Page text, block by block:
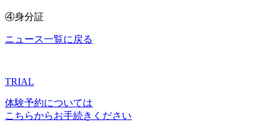
④身分証
ニュース一覧に戻る
TRIAL
体験予約については
こちらからお手続きください